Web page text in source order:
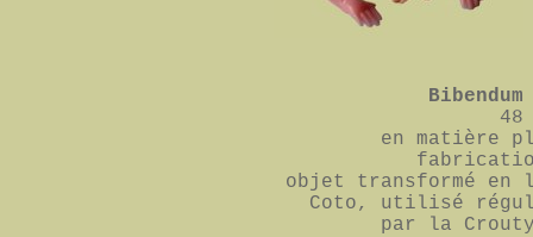
48
en matière
objet transformé en
Coto, utilisé
par la